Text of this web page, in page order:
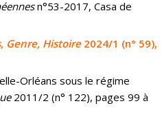
n°53-2017, Casa de
Genre, Histoire 2024/1 (n° 59),
Orléans sous le régime
2011/2 (n° 122), pages 99 à